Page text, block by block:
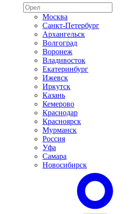
Москва
Санкт-Петербург
Архангельск
Волгоград
Воронеж
Владивосток
Екатеринбург
Ижевск
Иркутск
Казань
Кемерово
Краснодар
Красноярск
Мурманск
Россия
Уфа
Самара
Новосибирск